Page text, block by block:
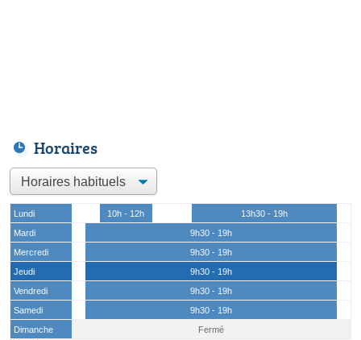
Horaires
Lundi 10h - 12h
13h30 - 19h
Mardi
9h30 - 19h
Mercredi
9h30 - 19h
Jeudi
9h30 - 19h
Vendredi
9h30 - 19h
Samedi
9h30 - 19h
Dimanche
Fermé